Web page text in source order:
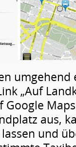
umgehend
„Auf
aus,
und